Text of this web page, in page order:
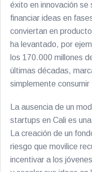
éxito en innovación
financiar ideas en
conviertan en
ha levantado, por
los 170.000 millones
últimas décadas,
simplemente
La ausencia de un
startups en Cali es
La creación de un
riesgo que movilice
incentivar a los